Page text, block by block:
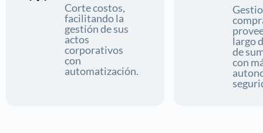
Corte costos,
facilitando la
gestión de sus
actos
corporativos
con
automatización.
largo
de
con